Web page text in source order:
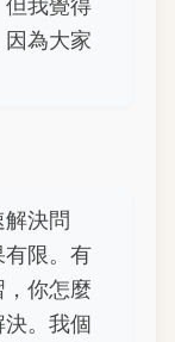
為大家
決問
限。有
你怎麼
。我個